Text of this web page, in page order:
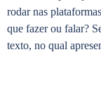
rodar nas
que fazer ou falar?
texto, no qual